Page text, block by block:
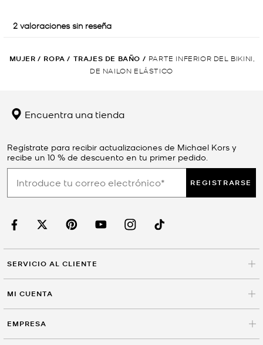
MUJER / ROPA / TRAJES DE BAÑO / PARTE INFERIOR DEL BIKINI,
DE NAILON ELÁSTICO
Encuentra una tienda
Regístrate para recibir actualizaciones de Michael Kors y
recibe un 10 % de descuento en tu primer pedido.
REGISTRARSE
SERVICIO AL CLIENTE
MI CUENTA
EMPRESA